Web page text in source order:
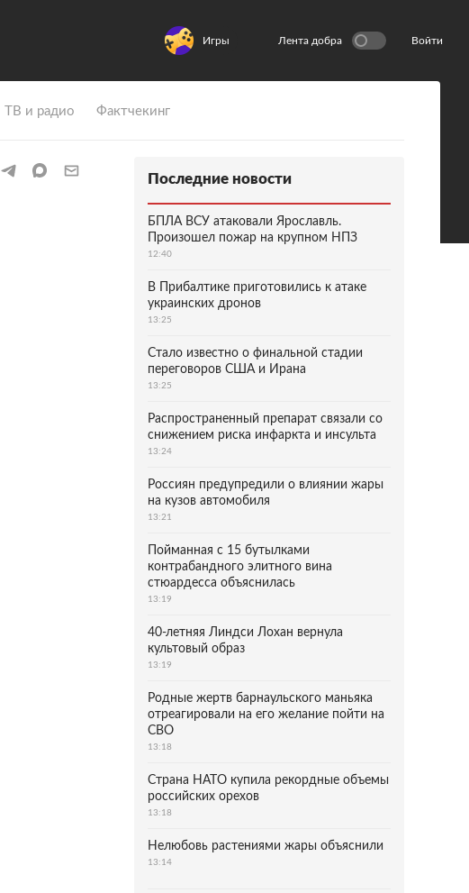
Игры Лента добра Войти
ТВ и радио Фактчекинг
Последние новости
БПЛА ВСУ атаковали Ярославль.
Произошел пожар на крупном НПЗ
12:40
В Прибалтике приготовились к атаке
украинских дронов
13:25
Стало известно о финальной стадии
переговоров США и Ирана
13:25
Распространенный препарат связали со
снижением риска инфаркта и инсульта
13:24
Россиян предупредили о влиянии жары
на кузов автомобиля
13:21
Пойманная с 15 бутылками
контрабандного элитного вина
стюардесса объяснилась
13:19
40-летняя Линдси Лохан вернула
культовый образ
13:19
Родные жертв барнаульского маньяка
отреагировали на его желание пойти на
СВО
13:18
Страна НАТО купила рекордные объемы
российских орехов
13:18
Нелюбовь растениями жары объяснили
13:14